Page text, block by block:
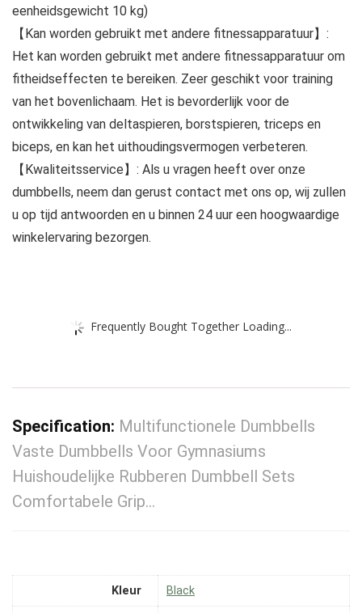
eenheidsgewicht 10 kg)
【Kan worden gebruikt met andere fitnessapparatuur】:
Het kan worden gebruikt met andere fitnessapparatuur om
fitheidseffecten te bereiken. Zeer geschikt voor training
van het bovenlichaam. Het is bevorderlijk voor de
ontwikkeling van deltaspieren, borstspieren, triceps en
biceps, en kan het uithoudingsvermogen verbeteren.
【Kwaliteitsservice】: Als u vragen heeft over onze
dumbbells, neem dan gerust contact met ons op, wij zullen
u op tijd antwoorden en u binnen 24 uur een hoogwaardige
winkelervaring bezorgen.
Frequently Bought Together Loading...
Specification: Multifunctionele Dumbbells
Vaste Dumbbells Voor Gymnasiums
Huishoudelijke Rubberen Dumbbell Sets
Comfortabele Grip…
Kleur ‎Black